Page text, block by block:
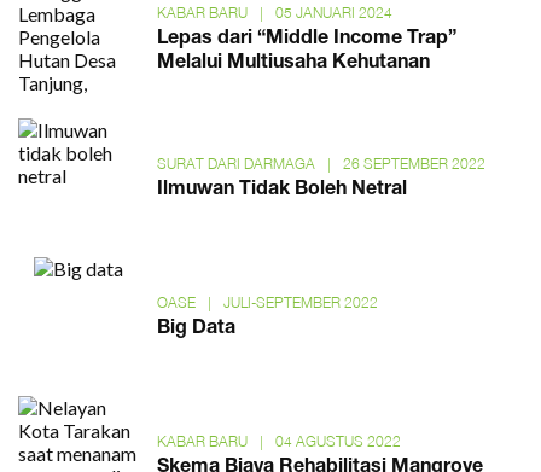
KABAR BARU | 05 JANUARI 2024
Lepas dari “Middle Income Trap”
Melalui Multiusaha Kehutanan
SURAT DARI DARMAGA | 26 SEPTEMBER 2022
Ilmuwan Tidak Boleh Netral
OASE | JULI-SEPTEMBER 2022
Big Data
KABAR BARU | 04 AGUSTUS 2022
Skema Biaya Rehabilitasi Mangrove